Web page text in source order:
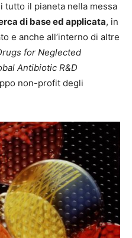
tutto il pianeta nella messa
di base ed applicata, in
e anche all’interno di altre
for Neglected
Antibiotic R&D
non-profit degli